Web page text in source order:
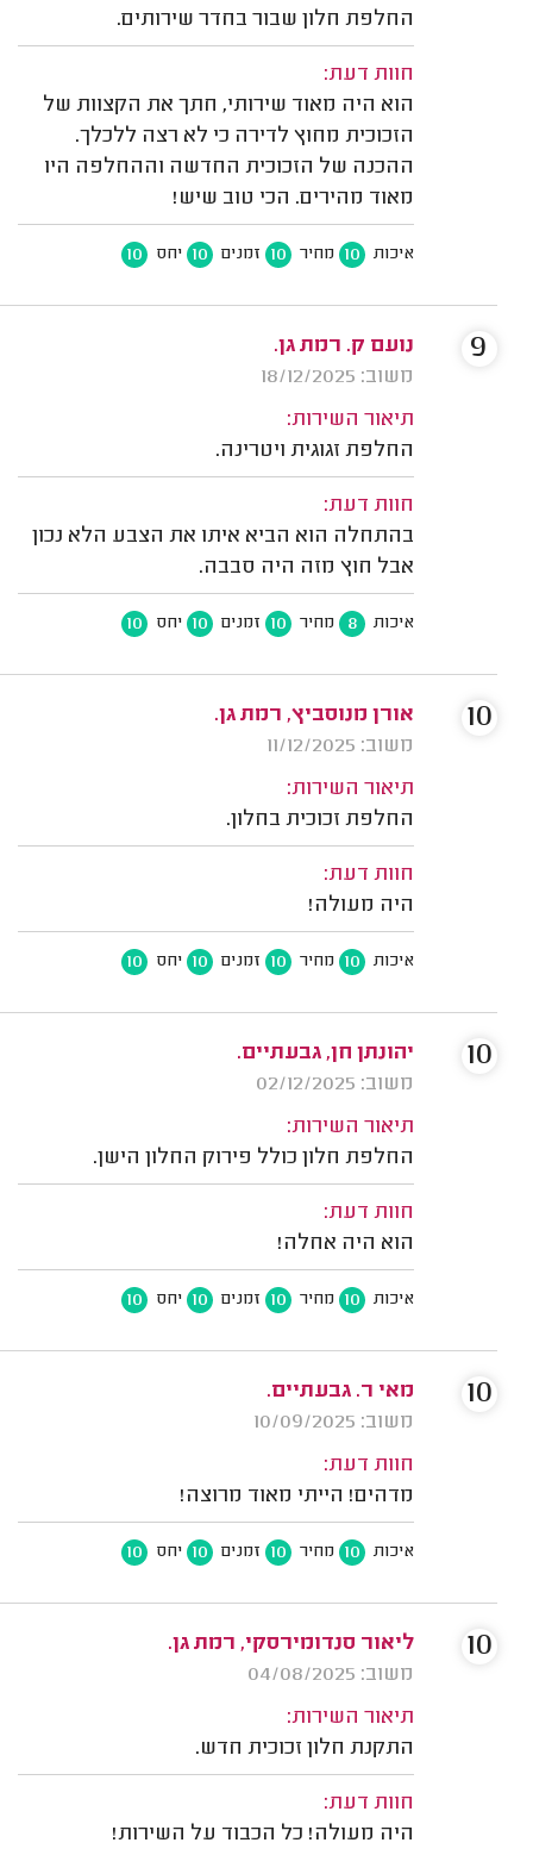
החלפת חלון שבור בחדר שירותים.
חוות דעת:
הוא היה מאוד שירותי, חתך את הקצוות של
הזכוכית מחוץ לדירה כי לא רצה ללכלך.
ההכנה של הזכוכית החדשה וההחלפה היו
מאוד מהירים. הכי טוב שיש!
איכות 10 מחיר 10 זמנים 10 יחס 10
נועם ק. רמת גן.
משוב: 18/12/2025
תיאור השירות:
החלפת זגוגית ויטרינה.
חוות דעת:
בהתחלה הוא הביא איתו את הצבע הלא נכון
אבל חוץ מזה היה סבבה.
איכות 8 מחיר 10 זמנים 10 יחס 10
9
אורן מנוסביץ, רמת גן.
משוב: 11/12/2025
תיאור השירות:
החלפת זכוכית בחלון.
חוות דעת:
היה מעולה!
איכות 10 מחיר 10 זמנים 10 יחס 10
10
יהונתן חן, גבעתיים.
משוב: 02/12/2025
תיאור השירות:
החלפת חלון כולל פירוק החלון הישן.
חוות דעת:
הוא היה אחלה!
איכות 10 מחיר 10 זמנים 10 יחס 10
10
מאי ר. גבעתיים.
משוב: 10/09/2025
חוות דעת:
מדהים! הייתי מאוד מרוצה!
איכות 10 מחיר 10 זמנים 10 יחס 10
10
ליאור סנדומירסקי, רמת גן.
משוב: 04/08/2025
תיאור השירות:
התקנת חלון זכוכית חדש.
חוות דעת:
היה מעולה! כל הכבוד על השירות!
10